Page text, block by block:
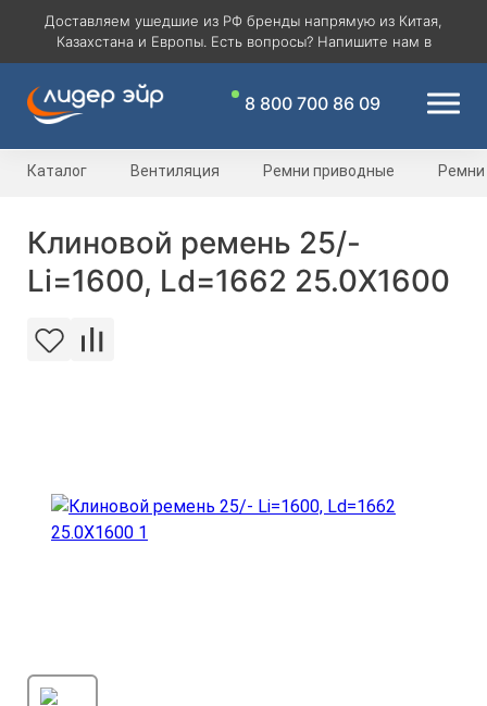
Доставляем ушедшие из РФ бренды напрямую из Китая,
Казахстана и Европы. Есть вопросы? Напишите нам в
8 800 700 86 09
Каталог Вентиляция Ремни приводные
Клиновой ремень 25/-
Li=1600, Ld=1662 25.0X1600